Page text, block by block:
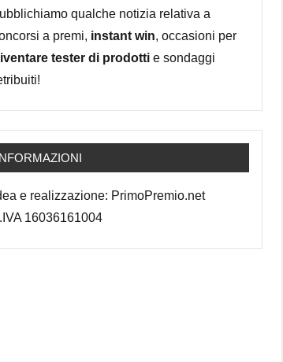
qualche notizia relativa a
a premi, instant win, occasioni per
tester di prodotti e sondaggi
e realizzazione: PrimoPremio.net
16036161004